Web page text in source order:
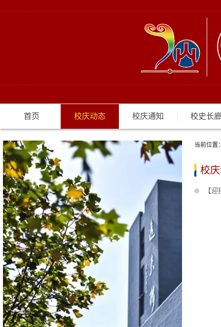
首页 校庆动态 校庆通知 校史长
当前位置
校
【